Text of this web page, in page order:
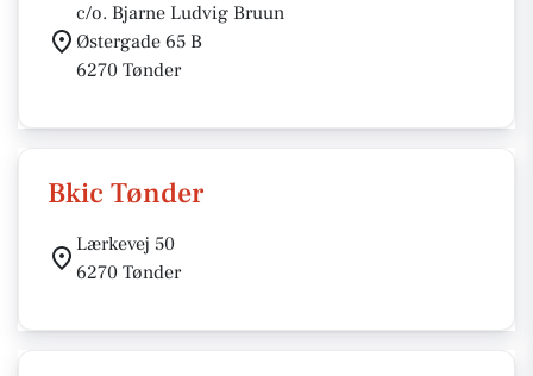
c/o. Bjarne Ludvig Bruun
Østergade 65 B
6270 Tønder
Bkic Tønder
Lærkevej 50
6270 Tønder